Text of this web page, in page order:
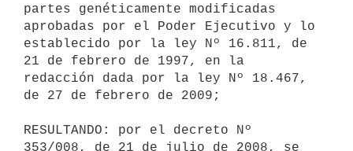
partes genéticamente modificadas
aprobadas por el Poder Ejecutivo y lo
establecido por la ley Nº 16.811, de
21 de febrero de 1997, en la
redacción dada por la ley Nº 18.467,
de 27 de febrero de 2009;
RESULTANDO: por el decreto Nº
353/008, de 21 de julio de 2008, se